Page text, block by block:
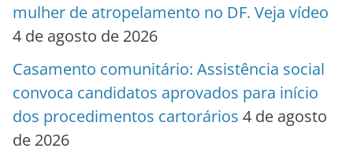
mulher de atropelamento no DF. Veja vídeo
4 de agosto de 2026
Casamento comunitário: Assistência social
convoca candidatos aprovados para início
dos procedimentos cartorários 4 de agosto
de 2026